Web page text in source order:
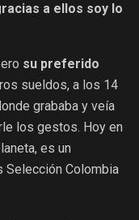
a ellos soy lo
su preferido
sueldos, a los 14
grababa y veía
los gestos. Hoy en
es un
Selección Colombia